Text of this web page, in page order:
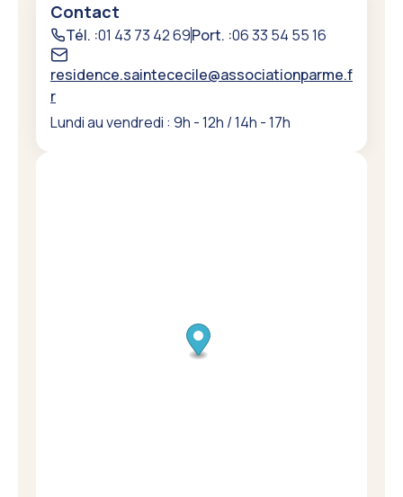
Contact
Tél. :01 43 73 42 69Port. :06 33 54 55 16
residence.saintececile@associationparme.f
r
Lundi au vendredi : 9h - 12h / 14h - 17h